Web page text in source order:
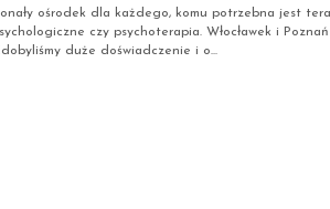
ośrodek dla każdego, komu potrzebna jest
czy psychoterapia. Włocławek i
duże doświadczenie i o...